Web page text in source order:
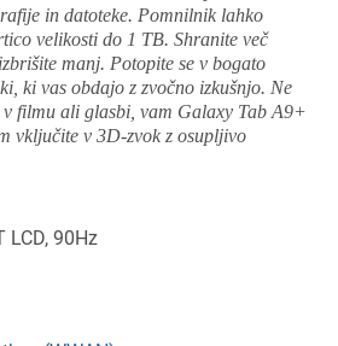
in datoteke. Pomnilnik lahko
velikosti do 1 TB. Shranite več
manj. Potopite se v bogato
ki vas obdajo z zvočno izkušnjo. Ne
filmu ali glasbi, vam Galaxy Tab A9+
vključite v 3D-zvok z osupljivo
LCD, 90Hz